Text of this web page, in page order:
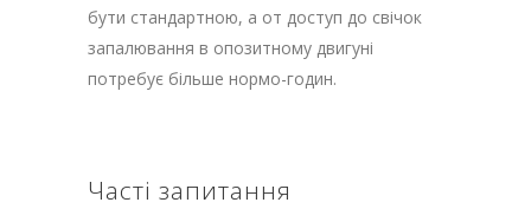
бути стандартною, а от доступ до свічок
запалювання в опозитному двигуні
потребує більше нормо-годин.
Часті запитання